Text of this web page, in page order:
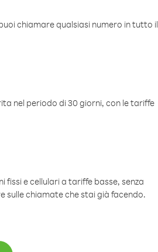
chiamare qualsiasi numero in tutto il
nel periodo di 30 giorni, con le tariffe
e cellulari a tariffe basse, senza
sulle chiamate che stai già facendo.